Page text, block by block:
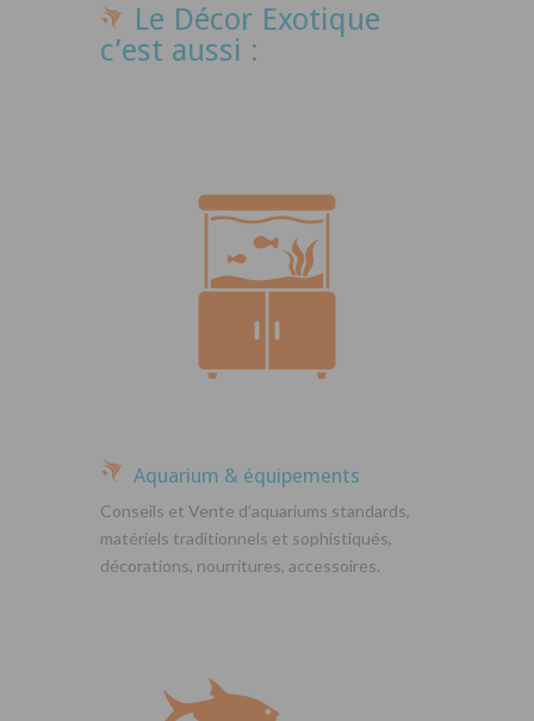
Le Décor Exotique
c’est aussi :
Aquarium & équipements
Conseils et Vente d’aquariums standards,
matériels traditionnels et sophistiqués,
décorations, nourritures, accessoires.